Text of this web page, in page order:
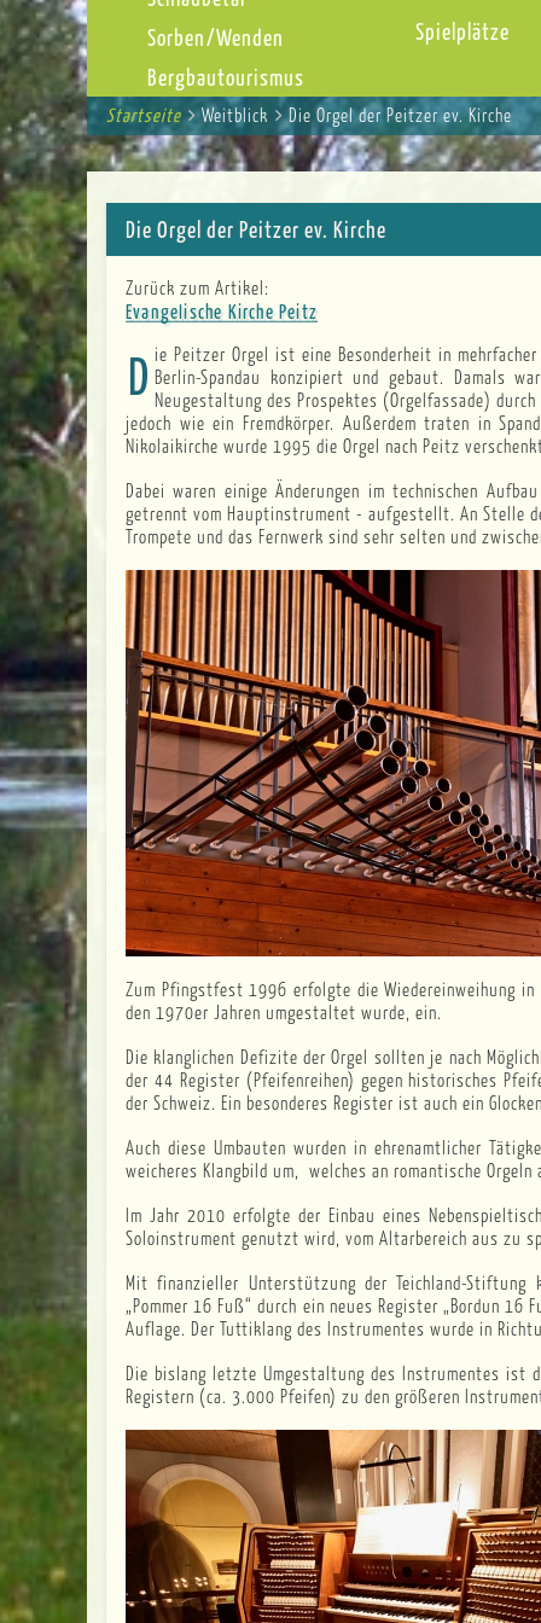
Sorben/Wenden
Bergbautourismus
Spielplätze
Breadcrumbs
You
are
here:
Startseite Weitblick Die Orgel der Peitzer ev. Kirche
Die Orgel der Peitzer ev. Kirche
Zurück zum Artikel:
Evangelische Kirche Peitz
Die Peitzer Orgel ist eine Besonderheit in mehrfacher Hinsicht. Sie wurde im Jahr 1956 von der Lübecker Orgelbaufirma Kemper für die Nikolaikirche in Berlin-Spandau konzipiert und gebaut. Damals
Neugestaltung des Prospektes (Orgelfassade)
jedoch wie ein Fremdkörper. Außerdem traten in
Nikolaikirche wurde 1995 die Orgel nach Peitz
Dabei waren einige Änderungen im technischen
getrennt vom Hauptinstrument - aufgestellt. An Stelle
Trompete und das Fernwerk sind sehr selten und
Zum Pfingstfest 1996 erfolgte die Wiedereinweihung
den 1970er Jahren umgestaltet wurde, ein.
Die klanglichen Defizite der Orgel sollten je nach
der 44 Register (Pfeifenreihen) gegen historisches
der Schweiz. Ein besonderes Register ist auch ein
Auch diese Umbauten wurden in ehrenamtlicher
weicheres Klangbild um, welches an romantische
Im Jahr 2010 erfolgte der Einbau eines
Soloinstrument genutzt wird, vom Altarbereich aus zu
Mit finanzieller Unterstützung der Teichland-Stiftung
„Pommer 16 Fuß“ durch ein neues Register „Bordun
Auflage. Der Tuttiklang des Instrumentes wurde in
Die bislang letzte Umgestaltung des Instrumentes ist
Registern (ca. 3.000 Pfeifen) zu den größeren